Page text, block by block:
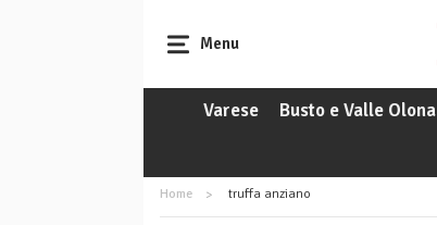
Menu
Varese Busto e Valle Olona
Home truffa anziano